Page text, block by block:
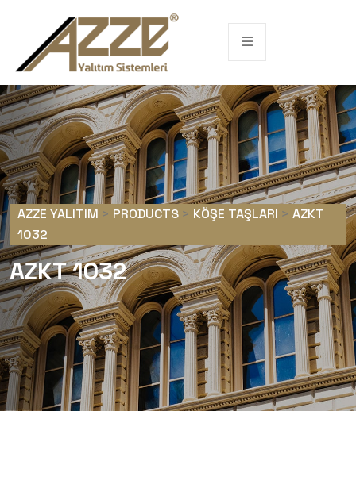
AZZE YALITIM > PRODUCTS > KÖŞE TAŞLARI > AZKT
1032
AZKT 1032